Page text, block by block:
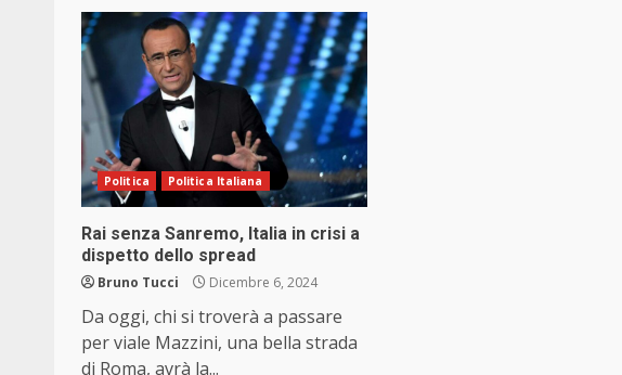
Politica Politica Italiana
Rai senza Sanremo, Italia in crisi a
dispetto dello spread
Bruno Tucci Dicembre 6, 2024
Da oggi, chi si troverà a passare
per viale Mazzini, una bella strada
di Roma, avrà la...